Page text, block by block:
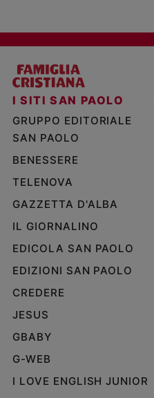
I SITI SAN PAOLO
GRUPPO EDITORIALE
SAN PAOLO
BENESSERE
TELENOVA
GAZZETTA D'ALBA
IL GIORNALINO
EDICOLA SAN PAOLO
EDIZIONI SAN PAOLO
CREDERE
JESUS
GBABY
G-WEB
I LOVE ENGLISH JUNIOR